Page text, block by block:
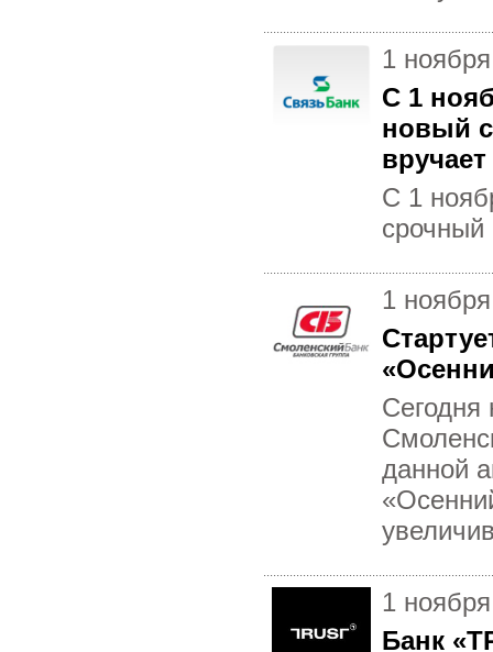
1
С 1
новый
С 1
срочный
1
Сегодня
данной
1
Банк